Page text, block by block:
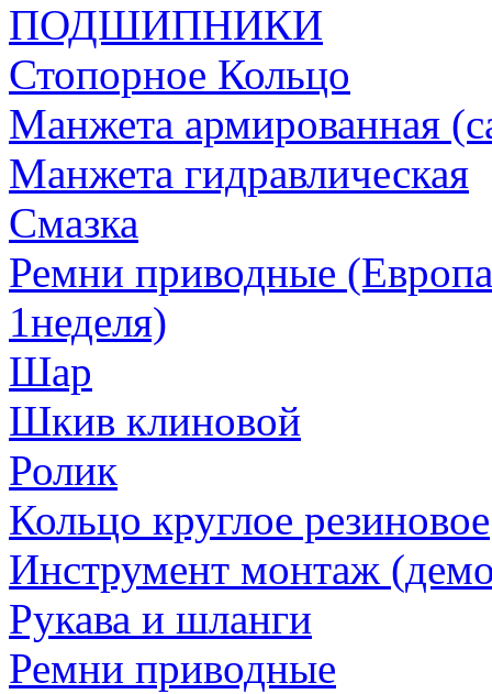
ПОДШИПНИКИ
Стопорное Кольцо
Манжета армированная
Манжета гидравлическая
Cмазка
Ремни приводные
1неделя)
Шар
Шкив клиновой
Ролик
Кольцо круглое резиновое
Инструмент монтаж
Рукава и шланги
Ремни приводные